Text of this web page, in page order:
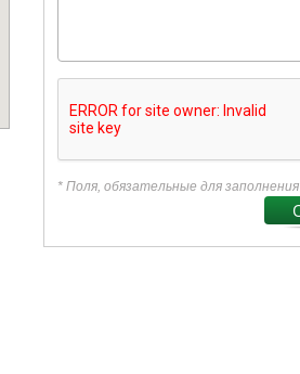
* Поля, обязательные для заполнения